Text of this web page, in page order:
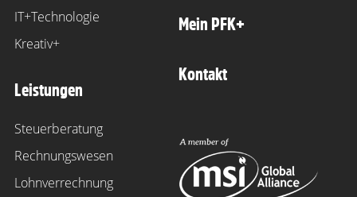
IT+Technologie
Kreativ+
Leistungen
Steuerberatung
Rechnungswesen
Lohnverrechnung
Mein PFK+
Kontakt